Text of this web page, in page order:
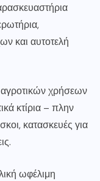
και αυτοτελή
χρήσεων
κτίρια – πλην
κατασκευές για
ωφέλιμη